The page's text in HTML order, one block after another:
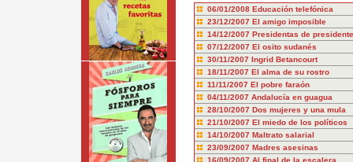
06/01/2008 Educación telefónica
23/12/2007 El amigo imposible
14/12/2007 Presidentas de
07/12/2007 El osito sudanés
30/11/2007 Ingrid Betancourt
18/11/2007 El alma de su rostro
11/11/2007 El pobre faraón
04/11/2007 Andalucía en guagua
28/10/2007 Dos mujeres y una mula
21/10/2007 El miedo de los políticos
14/10/2007 Maltrato salarial
23/09/2007 Madres asesinas
16/09/2007 Al final de la escalera